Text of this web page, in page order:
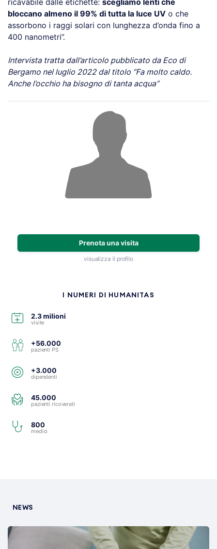
bloccano almeno il 99% di tutta la luce UV o che
assorbono i raggi solari con lunghezza d’onda fino a
400 nanometri”.
Intervista tratta dall’articolo pubblicato da Eco di
Bergamo nel luglio 2022 dal titolo “Fa molto caldo.
Anche l’occhio ha bisogno di tanta acqua”
Prenota una visita
visualizza il profilo
I NUMERI DI HUMANITAS
2.3 milioni
visite
+56.000
pazienti PS
+3.000
dipendenti
45.000
pazienti ricoverati
800
medici
NEWS